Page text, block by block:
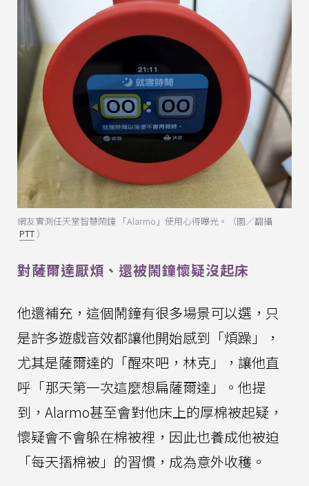
網友實測任天堂智慧鬧鐘 「Alarmo」使用心得曝光。（圖／翻攝
PTT ）
對薩爾達厭煩、還被鬧鐘懷疑沒起床
他還補充，這個鬧鐘有很多場景可以選，只
是許多遊戲音效都讓他開始感到「煩躁」，
尤其是薩爾達的「醒來吧，林克」，讓他直
呼「那天第一次這麼想扁薩爾達」。他提
到，Alarmo甚至會對他床上的厚棉被起疑，
懷疑會不會躲在棉被裡，因此也養成他被迫
「每天摺棉被」的習慣，成為意外收穫。